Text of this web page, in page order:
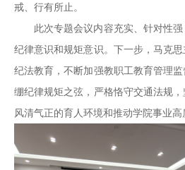
戒、行有所止。
此次专题会议内容充实、针对性
纪律意识和规矩意识。下一步，马克
纪法教育，不断加强教职工教育管理
绷纪律规矩之弦，严格恪守交通法规
风清气正的育人环境和推动学院事业高